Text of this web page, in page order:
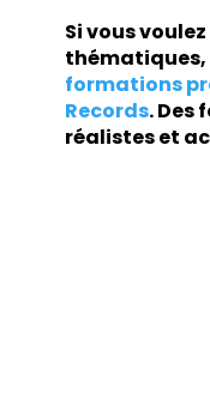
Si vous
thématiques,
formations
Records. Des
réalistes et